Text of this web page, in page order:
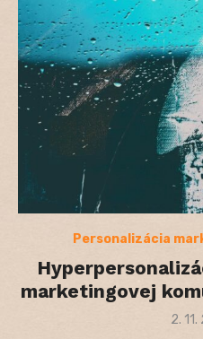
Personalizácia
marketingovej
2.